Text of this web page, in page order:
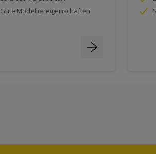
Gute Modelliereigenschaften